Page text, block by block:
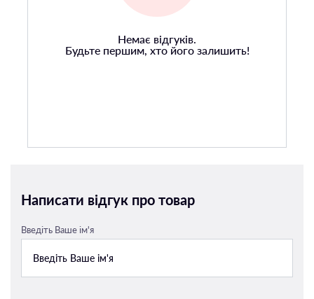
Немає відгуків.
Будьте першим, хто його залишить!
Написати відгук про товар
Введіть Ваше ім'я